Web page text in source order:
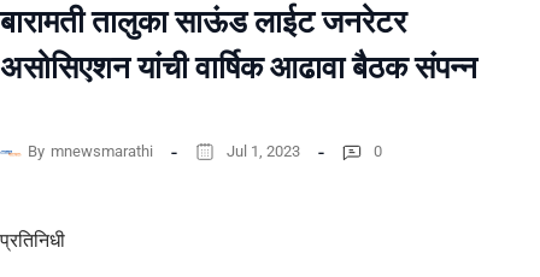
बारामती तालुका साऊंड लाईट जनरेटर
असोसिएशन यांची वार्षिक आढावा बैठक संपन्न
By mnewsmarathi Jul 1, 2023 0
प्रतिनिधी